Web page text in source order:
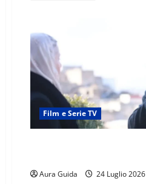
Film e Serie TV
Aura Guida 24 Luglio 2026